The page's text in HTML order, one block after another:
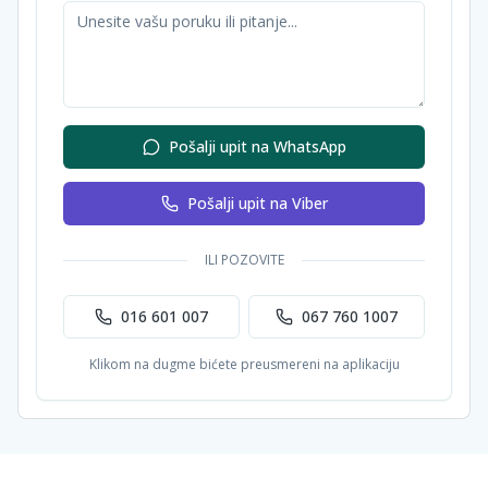
Pošalji upit na WhatsApp
Pošalji upit na Viber
ILI POZOVITE
016 601 007 067 760 1007
Klikom na dugme bićete preusmereni na aplikaciju